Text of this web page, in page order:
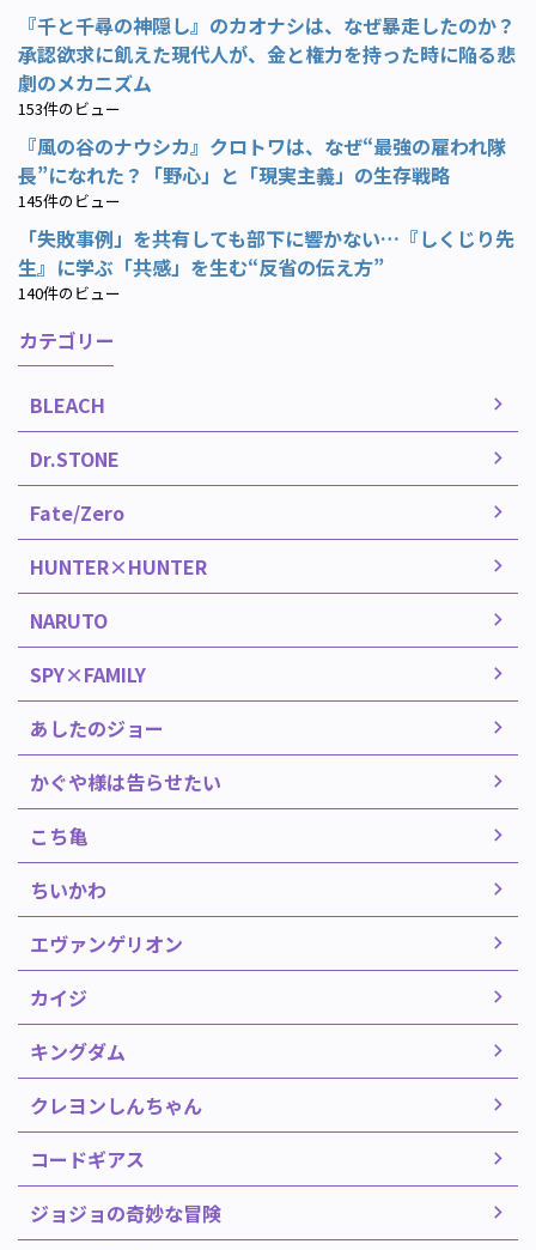
『千と千尋の神隠し』のカオナシは、なぜ暴走したのか？
承認欲求に飢えた現代人が、金と権力を持った時に陥る悲
劇のメカニズム
153件のビュー
『風の谷のナウシカ』クロトワは、なぜ“最強の雇われ隊
長”になれた？「野心」と「現実主義」の生存戦略
145件のビュー
「失敗事例」を共有しても部下に響かない…『しくじり先
生』に学ぶ「共感」を生む“反省の伝え方”
140件のビュー
カテゴリー
BLEACH
Dr.STONE
Fate/Zero
HUNTER×HUNTER
NARUTO
SPY×FAMILY
あしたのジョー
かぐや様は告らせたい
こち亀
ちいかわ
エヴァンゲリオン
カイジ
キングダム
クレヨンしんちゃん
コードギアス
ジョジョの奇妙な冒険